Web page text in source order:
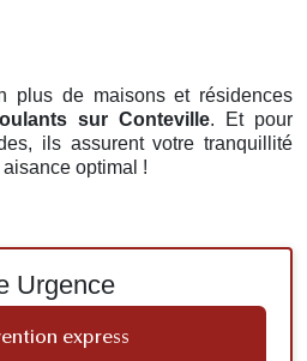
plus de maisons et résidences
sur Conteville. Et pour
ils assurent votre tranquillité
optimal !
Urgence
express